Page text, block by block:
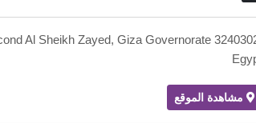
Al Sheikh Zayed, Giza Governorate
مشاهدة الموقع